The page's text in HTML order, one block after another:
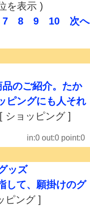
を表示 )
7 8 9 10
次へ
のご紹介。たか
ピングにも人それ
[ ショッピング ]
in:0 out:0 point:0
ッズ
して、願掛けのグ
ピング ]